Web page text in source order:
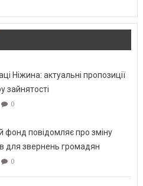
Ніжина: актуальні пропозиції
зайнятості
0
фонд повідомляє про зміну
для звернень громадян
0